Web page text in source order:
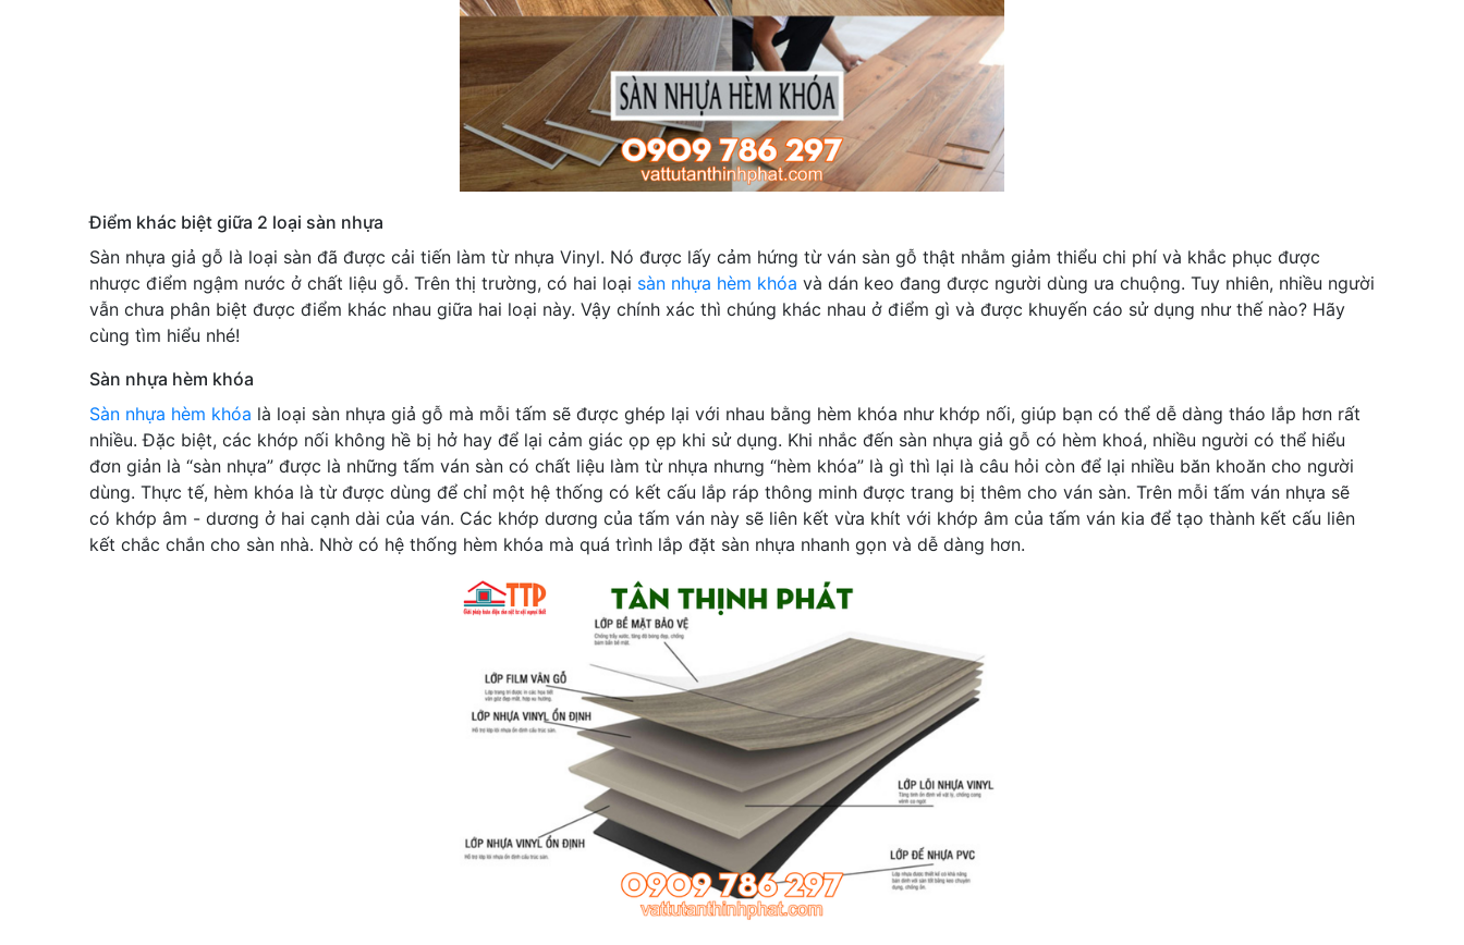
Điểm khác biệt giữa 2 loại sàn nhựa
Sàn nhựa giả gỗ là loại sàn đã được cải tiến làm từ nhựa Vinyl. Nó được lấy cảm hứng từ ván sàn gỗ thật nhằm giảm thiểu chi phí và khắc phục được
nhược điểm ngậm nước ở chất liệu gỗ. Trên thị trường, có hai loại sàn nhựa hèm khóa và dán keo đang được người dùng ưa chuộng. Tuy nhiên, nhiều người
vẫn chưa phân biệt được điểm khác nhau giữa hai loại này. Vậy chính xác thì chúng khác nhau ở điểm gì và được khuyến cáo sử dụng như thế nào? Hãy
cùng tìm hiểu nhé!
Sàn nhựa hèm khóa
Sàn nhựa hèm khóa là loại sàn nhựa giả gỗ mà mỗi tấm sẽ được ghép lại với nhau bằng hèm khóa như khớp nối, giúp bạn có thể dễ dàng tháo lắp hơn rất
nhiều. Đặc biệt, các khớp nối không hề bị hở hay để lại cảm giác ọp ẹp khi sử dụng. Khi nhắc đến sàn nhựa giả gỗ có hèm khoá, nhiều người có thể hiểu
đơn giản là “sàn nhựa” được là những tấm ván sàn có chất liệu làm từ nhựa nhưng “hèm khóa” là gì thì lại là câu hỏi còn để lại nhiều băn khoăn cho người
dùng. Thực tế, hèm khóa là từ được dùng để chỉ một hệ thống có kết cấu lắp ráp thông minh được trang bị thêm cho ván sàn. Trên mỗi tấm ván nhựa sẽ
có khớp âm - dương ở hai cạnh dài của ván. Các khớp dương của tấm ván này sẽ liên kết vừa khít với khớp âm của tấm ván kia để tạo thành kết cấu liên
kết chắc chắn cho sàn nhà. Nhờ có hệ thống hèm khóa mà quá trình lắp đặt sàn nhựa nhanh gọn và dễ dàng hơn.